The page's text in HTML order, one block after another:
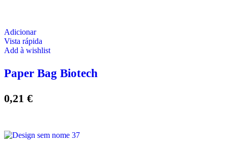
Adicionar
Vista rápida
Add à wishlist
Paper Bag Biotech
0,21 €